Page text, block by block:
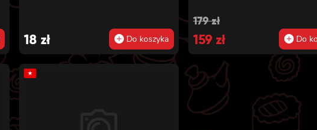
18 zł Do koszyka
arare i szczypiorkiem, 8x
z awokado, mango,
krewetką, owinięta opalanym
łososiem, polana sosem
posypana sezamem, 8x
masago, awokado i kanpyo,
owinięta węgorzem, polana
unagi i posypana sezamem, 8x
179zł
Original
price
was:
179 zł.
159 zł
Current
price
is:
159 zł.
Do
★